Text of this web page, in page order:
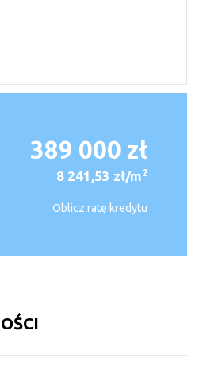
389 000 zł
8 241,53 zł/m2
Oblicz ratę kredytu